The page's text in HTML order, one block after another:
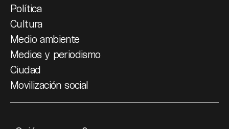
Política
Cultura
Medio ambiente
Medios y periodismo
Ciudad
Movilización social